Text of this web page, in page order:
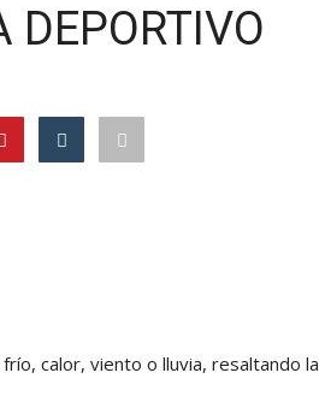
DEPORTIVO
calor, viento o lluvia, resaltando la